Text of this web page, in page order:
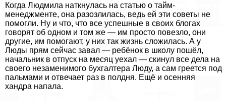
Когда Людмила наткнулась на статью о тайм-
менеджменте, она разозлилась, ведь ей эти советы не
помогли. Ну и что, что все успешные в своих блогах
говорят об одном и том же — им просто повезло, они
другие, им помогают, у них так жизнь сложилась. А у
Люды прям сейчас завал — ребёнок в школу пошёл,
начальник в отпуск на месяц уехал — скинул все дела на
своего незаменимого бухгалтера Люду, а сам греется под
пальмами и отвечает раз в полдня. Ещё и осенняя
хандра напала.